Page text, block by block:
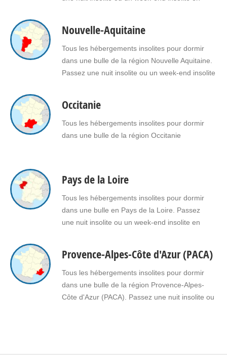
sauna dans une bulle en Normandie pour vous
ou pour offrir un cadeau insolite à vos proches.
Nouvelle-Aquitaine
Tous les hébergements insolites pour dormir
dans une bulle de la région Nouvelle Aquitaine.
Passez une nuit insolite ou un week-end insolite
avec jacuzzi, spa, sauna dans une bulle en
Nouvelle Aquitaine pour vous ou pour offrir un…
Occitanie
Tous les hébergements insolites pour dormir
dans une bulle de la région Occitanie
Pays de la Loire
Tous les hébergements insolites pour dormir
dans une bulle en Pays de la Loire. Passez
une nuit insolite ou un week-end insolite en
spa, sauna dans une bulle en Pays de la Loire
pour vous ou pour offrir un…
Provence-Alpes-Côte d'Azur (PACA)
Tous les hébergements insolites pour dormir
dans une bulle de la région Provence-Alpes-
Côte d'Azur (PACA). Passez une nuit insolite ou